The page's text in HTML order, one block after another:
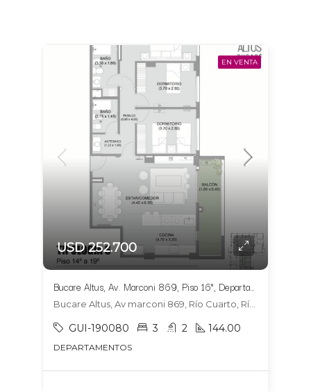
EN VENTA
USD 252.700
Bucare Altus, Av. Marconi 869, Piso 16°, Departamento 1604, Tipologia 6
Bucare Altus, Av marconi 869, Río Cuarto, Río Cuarto
GUI-190080 3 2 144.00
DEPARTAMENTOS